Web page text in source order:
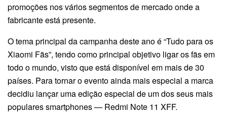
promoções nos vários segmentos de mercado onde a
fabricante está presente.
O tema principal da campanha deste ano é “Tudo para os
Xiaomi Fãs”, tendo como principal objetivo ligar os fãs em
todo o mundo, visto que está disponível em mais de 30
países. Para tornar o evento ainda mais especial a marca
decidiu lançar uma edição especial de um dos seus mais
populares smartphones — Redmi Note 11 XFF.